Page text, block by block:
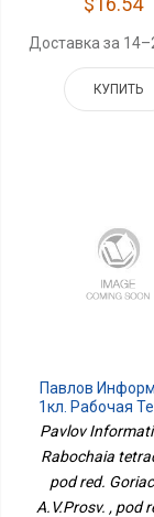
Доставка за
КУПИТЬ
Павлов
1кл. Рабочая
Ч.2 Под Ред.
Pavlov
Rabochaia
pod red.
A.V.Prosv. , pod